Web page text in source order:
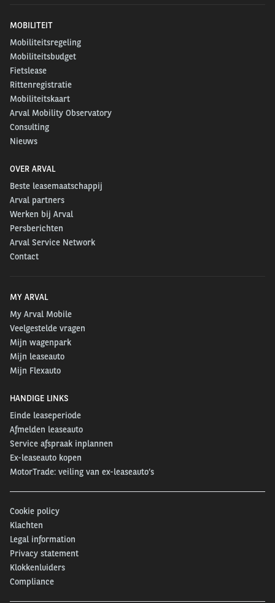
MOBILITEIT
Mobiliteitsregeling
Mobiliteitsbudget
Fietslease
Rittenregistratie
Mobiliteitskaart
Arval Mobility Observatory
Consulting
Nieuws
OVER ARVAL
Beste leasemaatschappij
Arval partners
Werken bij Arval
Persberichten
Arval Service Network
Contact
MY ARVAL
My Arval Mobile
Veelgestelde vragen
Mijn wagenpark
Mijn leaseauto
Mijn Flexauto
HANDIGE LINKS
Einde leaseperiode
Afmelden leaseauto
Service afspraak inplannen
Ex-leaseauto kopen
MotorTrade: veiling van ex-leaseauto’s
Cookie policy
Klachten
Legal information
Privacy statement
Klokkenluiders
Compliance